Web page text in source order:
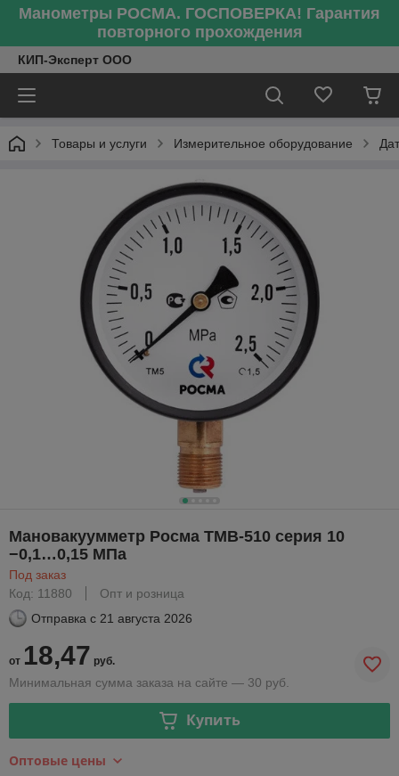
Манометры РОСМА. ГОСПОВЕРКА! Гарантия
повторного прохождения
КИП-Эксперт ООО
Товары и услуги Измерительное оборудование
Мановакуумметр Росма ТМВ-510 серия 10
−0,1…0,15 МПа
Под заказ
Код: 11880
Опт и розница
Отправка с 21 августа 2026
от 18,47 руб.
Минимальная сумма заказа на сайте — 30 руб.
Купить
Оптовые цены